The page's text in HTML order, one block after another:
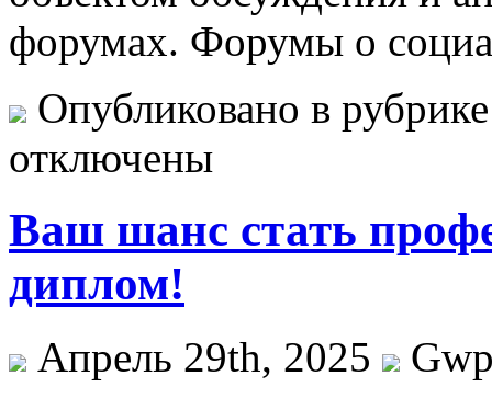
форумах. Форумы о
Опубликовано в
отключены
Ваш шанс стать
диплом!
Апрель 29th, 2025